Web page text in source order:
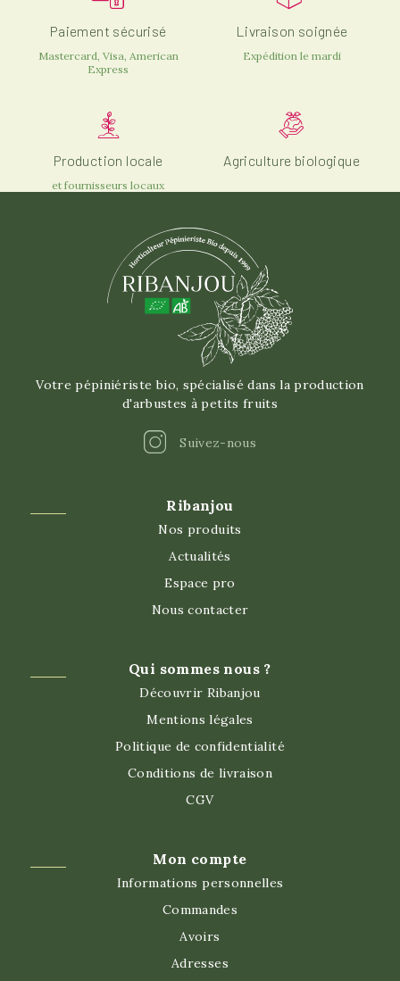
Paiement sécurisé
Mastercard, Visa, American
Express
Livraison soignée
Expédition le mardi
Production locale
et fournisseurs locaux
Agriculture biologique
Votre pépiniériste bio, spécialisé dans la production
d'arbustes à petits fruits
Suivez-nous
Instagram
Ribanjou
Nos produits
Actualités
Espace pro
Nous contacter
Qui sommes nous ?
Découvrir Ribanjou
Mentions légales
Politique de confidentialité
Conditions de livraison
CGV
Mon compte
Informations personnelles
Commandes
Avoirs
Adresses